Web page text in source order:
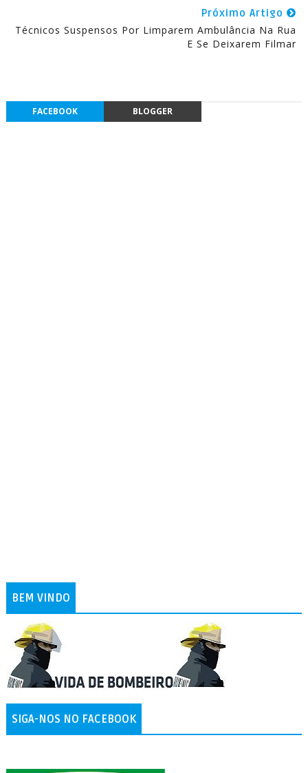
Próximo Artigo
Técnicos Suspensos Por Limparem Ambulância Na Rua
E Se Deixarem Filmar
FACEBOOK BLOGGER
BEM VINDO
SIGA-NOS NO FACEBOOK